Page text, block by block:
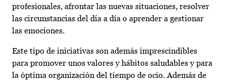
profesionales, afrontar las nuevas situaciones, resolver
las circunstancias del día a día o aprender a gestionar
las emociones.
Este tipo de iniciativas son además imprescindibles
para promover unos valores y hábitos saludables y para
la óptima organización del tiempo de ocio. Además de